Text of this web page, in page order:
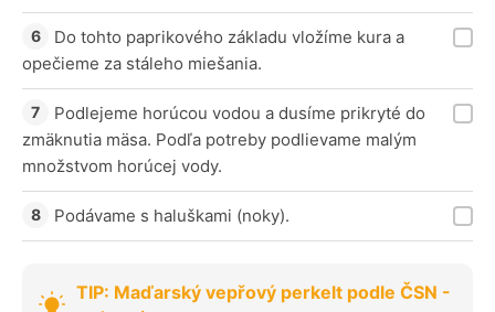
Do tohto paprikového základu vložíme kura a
opečieme za stáleho miešania.
Podlejeme horúcou vodou a dusíme prikryté do
zmäknutia mäsa. Podľa potreby podlievame malým
množstvom horúcej vody.
Podávame s haluškami (noky).
TIP: Maďarský vepřový perkelt podle ČSN -